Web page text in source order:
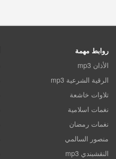
روابط مهمة
الأذان mp3
الرقية الشرعية mp3
تلاوات خاشعة
نغمات اسلامية
نغمات رمضان
منصور السالمي
النقشبندي mp3